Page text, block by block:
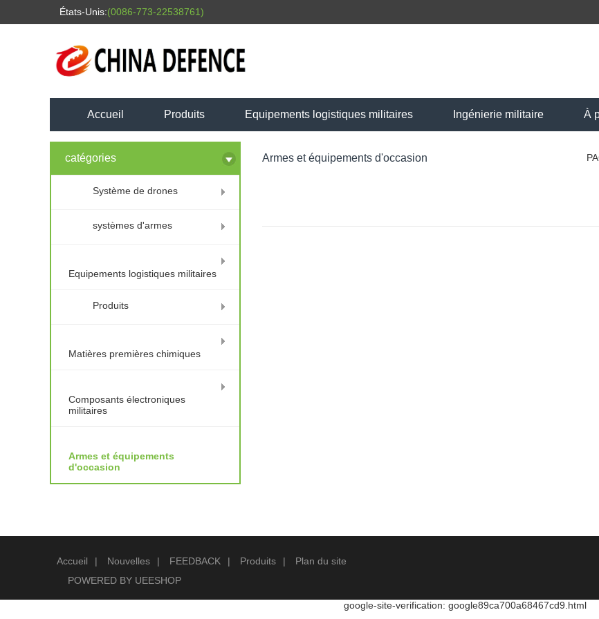
États-Unis:(0086-773-22538761)
Accueil Produits Equipements logistiques militaires Ingénierie militaire À
catégories
Système de drones
systèmes d'armes
Equipements logistiques militaires
Produits
Matières premières chimiques
Composants électroniques
militaires
Armes et équipements
d'occasion
Armes et équipements d'occasion
Accueil | Nouvelles | FEEDBACK | Produits |
Plan du site
POWERED BY UEESHOP
google-site-verification: google89ca700a68467cd9.html